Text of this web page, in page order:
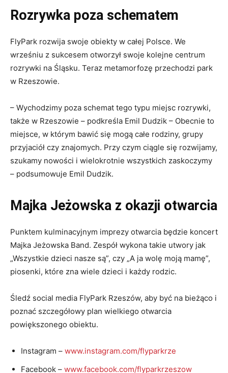
Rozrywka poza schematem
FlyPark rozwija swoje obiekty w całej Polsce. We
wrześniu z sukcesem otworzył swoje kolejne centrum
rozrywki na Śląsku. Teraz metamorfozę przechodzi park
w Rzeszowie.
– Wychodzimy poza schemat tego typu miejsc rozrywki,
także w Rzeszowie – podkreśla Emil Dudzik – Obecnie to
miejsce, w którym bawić się mogą całe rodziny, grupy
przyjaciół czy znajomych. Przy czym ciągle się rozwijamy,
szukamy nowości i wielokrotnie wszystkich zaskoczymy
– podsumowuje Emil Dudzik.
Majka Jeżowska z okazji otwarcia
Punktem kulminacyjnym imprezy otwarcia będzie koncert
Majka Jeżowska Band. Zespół wykona takie utwory jak
„Wszystkie dzieci nasze są”, czy „A ja wolę moją mamę”,
piosenki, które zna wiele dzieci i każdy rodzic.
Śledź social media FlyPark Rzeszów, aby być na bieżąco i
poznać szczegółowy plan wielkiego otwarcia
powiększonego obiektu.
Instagram – www.instagram.com/flyparkrze
Facebook – www.facebook.com/flyparkrzeszow